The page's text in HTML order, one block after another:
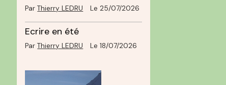
ParThierry LEDRU Le 25/07/2026
Ecrire en été
ParThierry LEDRU Le 18/07/2026